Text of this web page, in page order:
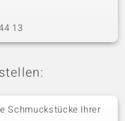
13
Schmuckstücke Ihrer